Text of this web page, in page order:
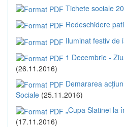
Tichete sociale
Redeschidere
Iluminat festiv de
1 Decembrie -
(26.11.2016)
Demararea
Sociale (25.11.2016)
„Cupa Slatinei la
(17.11.2016)